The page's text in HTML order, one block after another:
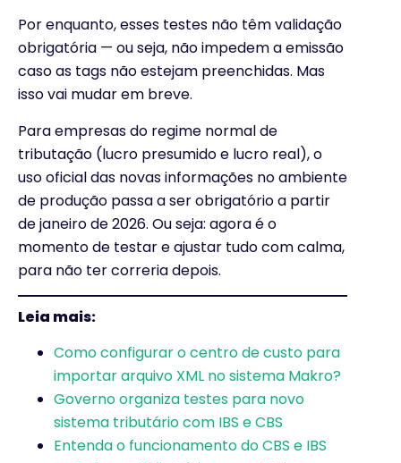
Por enquanto, esses testes não têm validação
obrigatória — ou seja, não impedem a emissão
caso as tags não estejam preenchidas. Mas
isso vai mudar em breve.
Para empresas do regime normal de
tributação (lucro presumido e lucro real), o
uso oficial das novas informações no ambiente
de produção passa a ser obrigatório a partir
de janeiro de 2026. Ou seja: agora é o
momento de testar e ajustar tudo com calma,
para não ter correria depois.
Leia mais:
Como configurar o centro de custo para
importar arquivo XML no sistema Makro?
Governo organiza testes para novo
sistema tributário com IBS e CBS
Entenda o funcionamento do CBS e IBS